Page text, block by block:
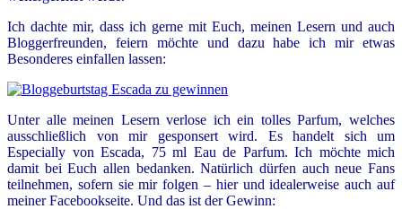
Ich dachte mir, dass ich gerne mit Euch, meinen Lesern und auch
Bloggerfreunden, feiern möchte und dazu habe ich mir etwas
Besonderes einfallen lassen:
Unter alle meinen Lesern verlose ich ein tolles Parfum, welches
ausschließlich von mir gesponsert wird. Es handelt sich um
Especially von Escada, 75 ml Eau de Parfum. Ich möchte mich
damit bei Euch allen bedanken. Natürlich dürfen auch neue Fans
teilnehmen, sofern sie mir folgen – hier und idealerweise auch auf
meiner Facebookseite. Und das ist der Gewinn: